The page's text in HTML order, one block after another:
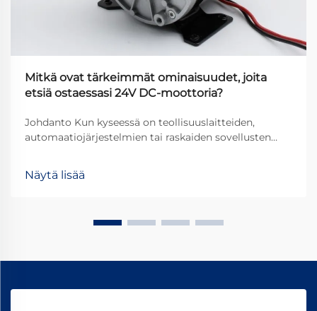
Mitkä ovat tärkeimmät ominaisuudet, joita
etsiä ostaessasi 24V DC-moottoria?
Johdanto Kun kyseessä on teollisuuslaitteiden,
automaatiojärjestelmien tai raskaiden sovellusten
tehokkuuden ja turvallisuuden vuoksi. Kuitenkin
Näytä lisää